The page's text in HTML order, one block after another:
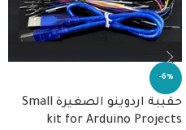
-6%
حقيبة اردوينو الصغيرة Small
kit for Arduino Projects